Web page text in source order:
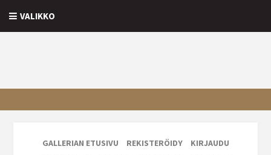
VALIKKO
GALLERIAN ETUSIVU REKISTERÖIDY
KIRJAUDU